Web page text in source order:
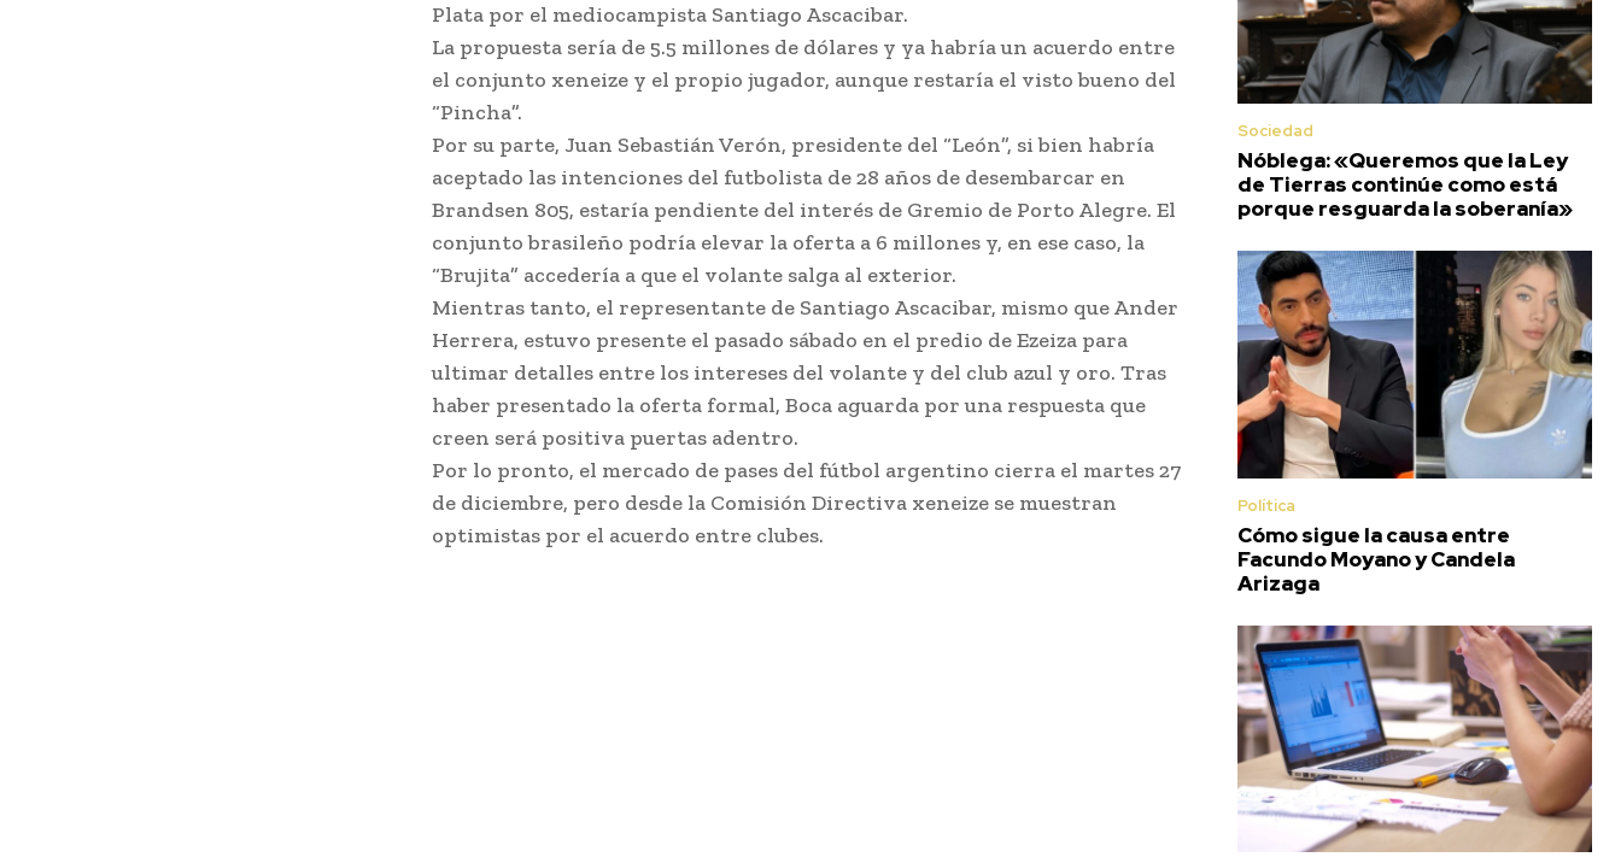
Plata por el mediocampista Santiago Ascacibar.
La propuesta sería de 5.5 millones de dólares y ya habría un acuerdo entre
el conjunto xeneize y el propio jugador, aunque restaría el visto bueno del
“Pincha”.
Por su parte, Juan Sebastián Verón, presidente del “León”, si bien habría
aceptado las intenciones del futbolista de 28 años de desembarcar en
Brandsen 805, estaría pendiente del interés de Gremio de Porto Alegre. El
conjunto brasileño podría elevar la oferta a 6 millones y, en ese caso, la
“Brujita” accedería a que el volante salga al exterior.
Mientras tanto, el representante de Santiago Ascacibar, mismo que Ander
Herrera, estuvo presente el pasado sábado en el predio de Ezeiza para
ultimar detalles entre los intereses del volante y del club azul y oro. Tras
haber presentado la oferta formal, Boca aguarda por una respuesta que
creen será positiva puertas adentro.
Por lo pronto, el mercado de pases del fútbol argentino cierra el martes 27
de diciembre, pero desde la Comisión Directiva xeneize se muestran
optimistas por el acuerdo entre clubes.
Sociedad
Nóblega: «Queremos que la Ley
de Tierras continúe como está
porque resguarda la soberanía»
Política
Cómo sigue la causa entre
Facundo Moyano y Candela
Arizaga